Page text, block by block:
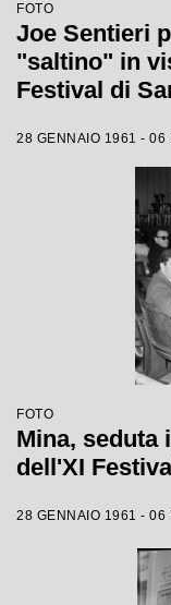
FOTO
Joe Sentieri
"saltino" in
Festival di
28 GENNAIO 1961 - 06
FOTO
Mina, seduta
dell'XI
28 GENNAIO 1961 - 06